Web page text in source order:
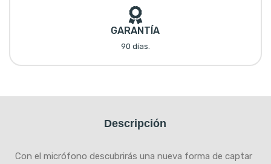
GARANTÍA
90 días.
Descripción
Con el micrófono descubrirás una nueva forma de captar